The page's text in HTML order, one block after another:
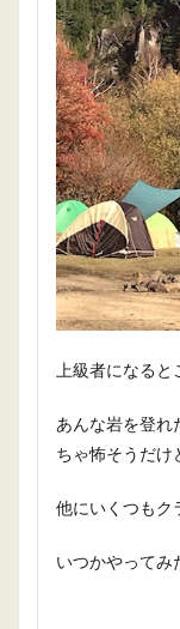
上級者になると
あんな岩を登れ
ちゃ怖そうだけ
他にいくつもク
いつかやってみ